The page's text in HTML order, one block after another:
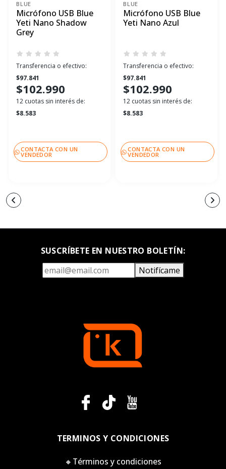
BLUE
Micrófono USB Blue
Yeti Nano Shadow
Grey
Transferencia o efectivo:
$97.841
$102.990
12 cuotas sin interés de:
$8.583
CONTACTA CON UN
VENDEDOR
BLUE
Micrófono USB Blue
Yeti Nano Azul
Transferencia o efectivo:
$97.841
$102.990
12 cuotas sin interés de:
$8.583
CONTACTA CON UN
VENDEDOR
SUSCRÍBETE EN NUESTRO BOLETÍN:
Notifícame
TERMINOS Y CONDICIONES
🔸Términos y condiciones